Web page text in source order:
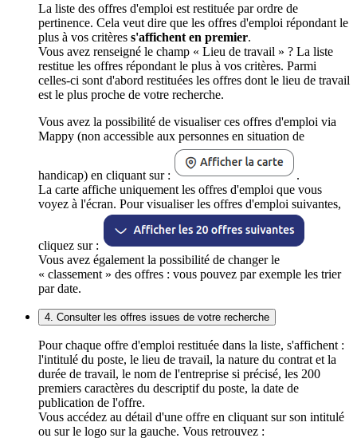
La liste des offres d'emploi est restituée par ordre de
pertinence. Cela veut dire que les offres d'emploi répondant le
plus à vos critères s'affichent en premier.
Vous avez renseigné le champ « Lieu de travail » ? La liste
restitue les offres répondant le plus à vos critères. Parmi
celles-ci sont d'abord restituées les offres dont le lieu de travail
est le plus proche de votre recherche.
Vous avez la possibilité de visualiser ces offres d'emploi via
Mappy (non accessible aux personnes en situation de
handicap) en cliquant sur :
.
La carte affiche uniquement les offres d'emploi que vous
voyez à l'écran. Pour visualiser les offres d'emploi suivantes,
cliquez sur :
Vous avez également la possibilité de changer le
« classement » des offres : vous pouvez par exemple les trier
par date.
4. Consulter les offres issues de votre recherche
Pour chaque offre d'emploi restituée dans la liste, s'affichent :
l'intitulé du poste, le lieu de travail, la nature du contrat et la
durée de travail, le nom de l'entreprise si précisé, les 200
premiers caractères du descriptif du poste, la date de
publication de l'offre.
Vous accédez au détail d'une offre en cliquant sur son intitulé
ou sur le logo sur la gauche. Vous retrouvez :